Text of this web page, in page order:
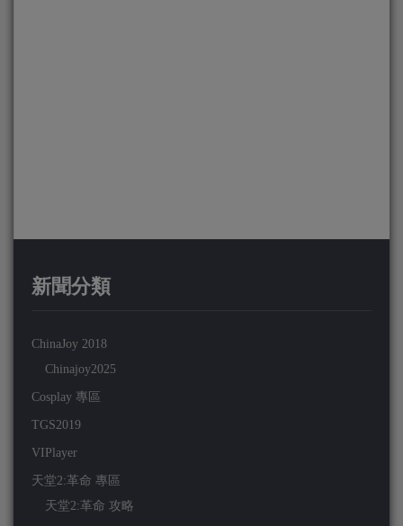
新聞分類
ChinaJoy 2018
Chinajoy2025
Cosplay 專區
TGS2019
VIPlayer
天堂2:革命 專區
天堂2:革命 攻略